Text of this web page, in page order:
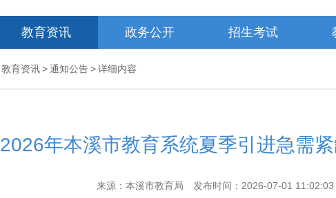
教育资讯 政务公开 招生考试
教育资讯>通知公告>详细内容
2026年本溪市教育系统夏季引进急需
来源：本溪市教育局 发布时间：2026-07-01 11:02:03